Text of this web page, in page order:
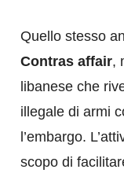
Quello stesso
Contras affair,
libanese che
illegale di armi
l’embargo.
scopo di